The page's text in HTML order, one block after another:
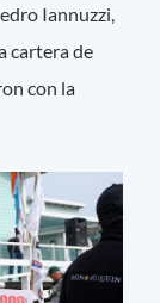
Iannuzzi,
cartera de
con la